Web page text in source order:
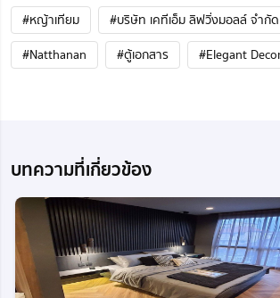
#หญ้าเทียม
#บริษัท เคทีเอ็ม ลิฟวิ่งมอลล์ จำกัด
#Natthanan
#ตู้เอกสาร #Elegant
บทความที่เกี่ยวข้อง